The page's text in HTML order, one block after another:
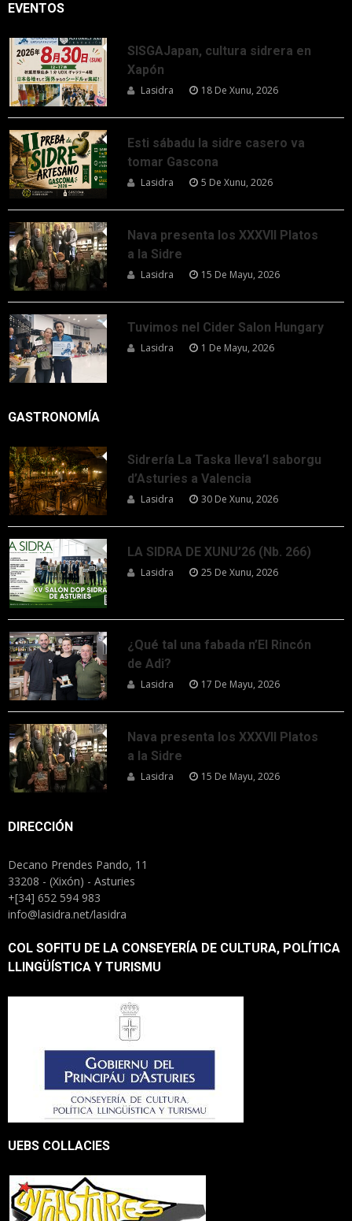
EVENTOS
SISGAJapan, cultura sidrera en
Xapón
Lasidra 18 De Xunu, 2026
Esti sábadu la sidre casero va
tomar Gascona
Lasidra 5 De Xunu, 2026
Nava presenta los XXXVII Platos
a la Sidre
Lasidra 15 De Mayu, 2026
Tuvimos nel Cider Salon Hungary
Lasidra 1 De Mayu, 2026
GASTRONOMÍA
Sidrería La Taska lleva’l saborgu
d’Asturies a Valencia
Lasidra 30 De Xunu, 2026
LA SIDRA DE XUNU’26 (Nb. 266)
Lasidra 25 De Xunu, 2026
¿Qué tal una fabada n’El Rincón
de Adi?
Lasidra 17 De Mayu, 2026
Nava presenta los XXXVII Platos
a la Sidre
Lasidra 15 De Mayu, 2026
DIRECCIÓN
Decano Prendes Pando, 11
33208 - (Xixón) - Asturies
+[34] 652 594 983
info@lasidra.net/lasidra
COL SOFITU DE LA CONSEYERÍA DE CULTURA, POLÍTICA
LLINGÜÍSTICA Y TURISMU
UEBS COLLACIES